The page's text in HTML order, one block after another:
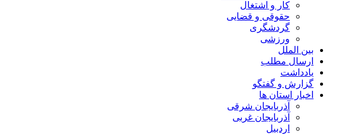
کار و اشتغال
حقوقی و قضایی
گردشگری
ورزشی
بین الملل
ارسال مطلب
یادداشت
گزارش و گفتگو
اخبار استان ها
آذربایجان شرقی
آذربایجان غربی
اردبیل